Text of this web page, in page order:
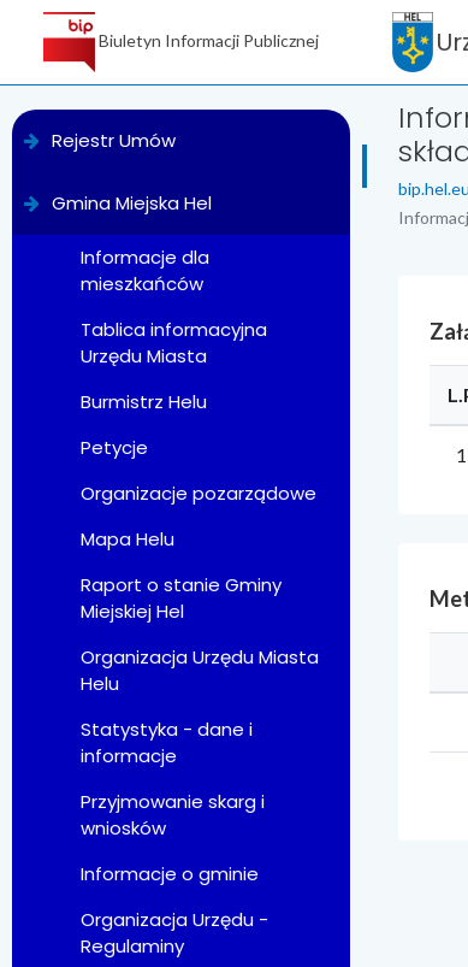
Biuletyn Informacji Publicznej
Rejestr Umów
Gmina Miejska Hel
Informacje dla
mieszkańców
Tablica informacyjna
Urzędu Miasta
Burmistrz Helu
Petycje
Organizacje pozarządowe
Mapa Helu
Raport o stanie Gminy
Miejskiej Hel
Organizacja Urzędu Miasta
Helu
Statystyka - dane i
informacje
Przyjmowanie skarg i
wniosków
Informacje o gminie
Organizacja Urzędu -
Regulaminy
bip.hel.eu
1